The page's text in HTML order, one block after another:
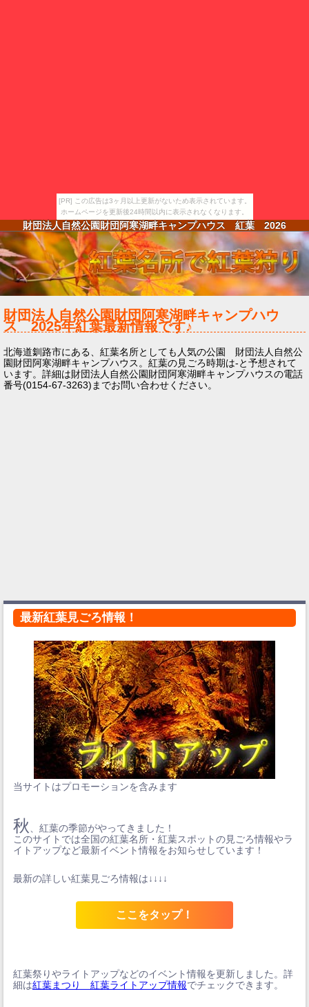
[PR] この広告は3ヶ月以上更新がないため表示されています。
ホームページを更新後24時間以内に表示されなくなります。
財団法人自然公園財団阿寒湖畔キャンプハウス 紅葉 2026
財団法人自然公園財団阿寒湖畔キャンプハウ
ス2025年紅葉最新情報です♪
北海道釧路市にある、紅葉名所としても人気の公園 財団法人自然公
園財団阿寒湖畔キャンプハウス。紅葉の見ごろ時期は-と予想されて
います。詳細は財団法人自然公園財団阿寒湖畔キャンプハウスの電話
番号(0154-67-3263)までお問い合わせください。
最新紅葉見ごろ情報！
当サイトはプロモーションを含みます
秋
、紅葉の季節がやってきました！
このサイトでは全国の紅葉名所・紅葉スポットの見ごろ情報やラ
イトアップなど最新イベント情報をお知らせしています！
最新の詳しい紅葉見ごろ情報は↓↓↓↓
ここをタップ！
紅葉祭りやライトアップなどのイベント情報を更新しました。詳
細は紅葉まつり 紅葉ライトアップ情報でチェックできます。